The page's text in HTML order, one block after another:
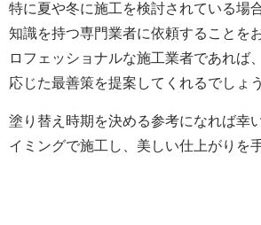
特に夏や冬に施工を検討されている場
知識を持つ専門業者に依頼することを
ロフェッショナルな施工業者であれば
応じた最善策を提案してくれるでしょう
塗り替え時期を決める参考になれば幸
イミングで施工し、美しい仕上がりを